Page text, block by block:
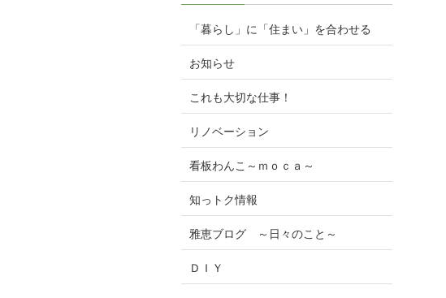
「暮らし」に「住まい」を合わせる
お知らせ
これも大切な仕事！
リノベーション
看板わんこ～ｍｏｃａ～
知っトク情報
雅恵ブログ ～日々のこと～
ＤＩＹ